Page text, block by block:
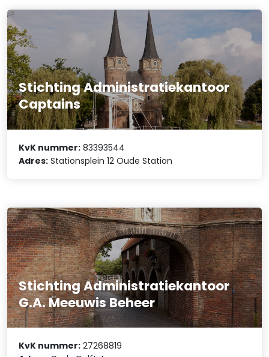
Stichting Administratiekantoor
Captains
KvK nummer: 83393544
Adres: Stationsplein 12 Oude Station
Stichting Administratiekantoor
G.A. Meeuwis Beheer
KvK nummer: 27268819